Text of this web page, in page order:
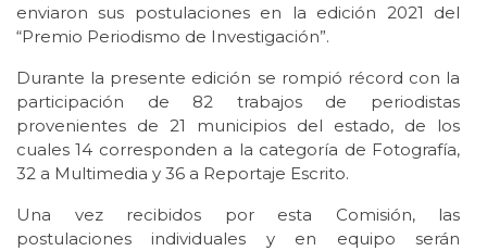
enviaron sus postulaciones en la edición 2021 del
“Premio Periodismo de Investigación”.
Durante la presente edición se rompió récord con la
participación de 82 trabajos de periodistas
provenientes de 21 municipios del estado, de los
cuales 14 corresponden a la categoría de Fotografía,
32 a Multimedia y 36 a Reportaje Escrito.
Una vez recibidos por esta Comisión, las
postulaciones individuales y en equipo serán